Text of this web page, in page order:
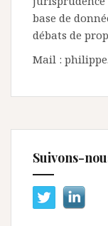
base de
débats de
Mail :
Suivons-